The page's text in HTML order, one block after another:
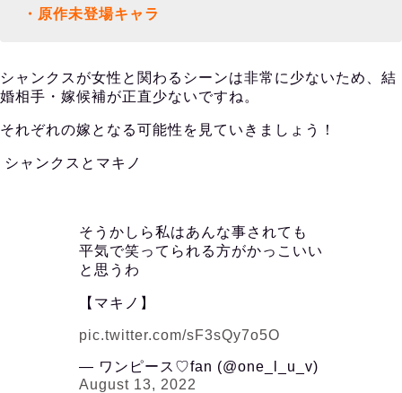
・原作未登場キャラ
シャンクスが女性と関わるシーンは非常に少ないため、結
婚相手・嫁候補が正直少ないですね。
それぞれの嫁となる可能性を見ていきましょう！
シャンクスとマキノ
そうかしら私はあんな事されても
平気で笑ってられる方がかっこいい
と思うわ
【マキノ】
pic.twitter.com/sF3sQy7o5O
— ワンピース♡fan (@one_l_u_v)
August 13, 2022